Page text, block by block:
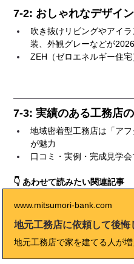
7-2: おしゃれなデザイ
吹き抜けリビングやアイ
装、外観グレーなどが
ZEH（ゼロエネルギー住
7-3: 実績のある工務店
地域密着型工務店は「ア
が魅力
口コミ・実例・完成見学
👇 あわせて読みたい関連記事
www.mitsumori-bank.com